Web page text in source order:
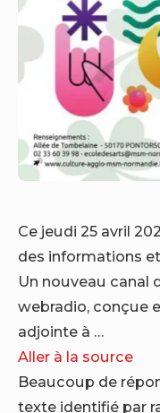
Ce jeudi 25 avril
des informations
Un nouveau canal
webradio, conçue
adjointe à …
Aller à la source
Beaucoup de
texte identifié par